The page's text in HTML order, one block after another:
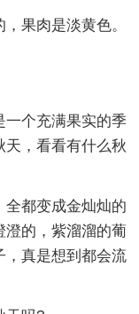
果肉是淡黄色。
一个充满果实的季
天，看看有什么秋
全都变成金灿灿的
澄的，紫溜溜的葡
，真是想到都会流